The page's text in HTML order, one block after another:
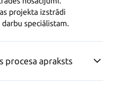
projekta izstrādi
speciālistam.
procesa apraksts